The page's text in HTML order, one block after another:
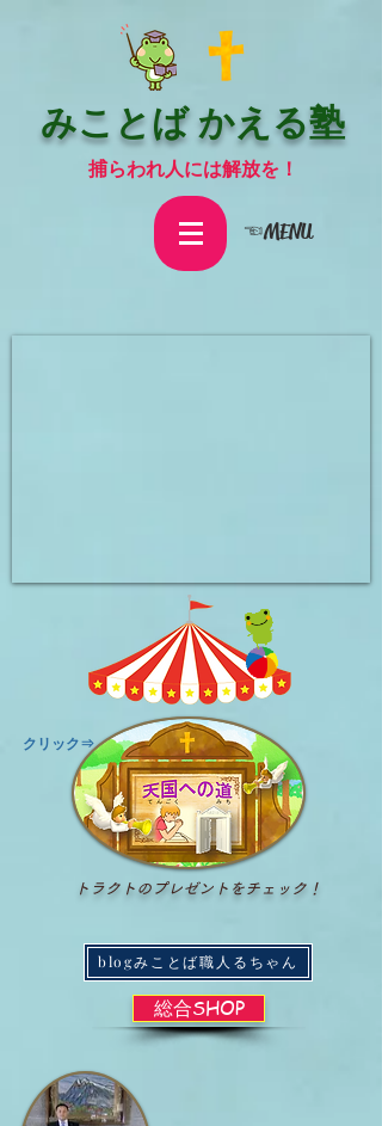
みことば かえる塾
捕らわれ人には解放を！
☜MENU
​クリック⇒
トラクトのプレゼントをチェック！
blogみことば職人るちゃん
総合SHOP